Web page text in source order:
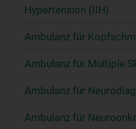
Hypertension (IIH)
Ambulanz für
Ambulanz für Multiple
Ambulanz für
Ambulanz für